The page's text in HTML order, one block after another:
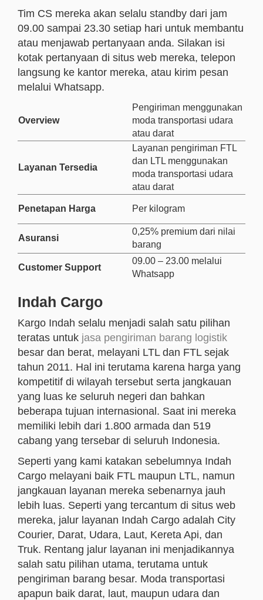
Tim CS mereka akan selalu standby dari jam
09.00 sampai 23.30 setiap hari untuk membantu
atau menjawab pertanyaan anda. Silakan isi
kotak pertanyaan di situs web mereka, telepon
langsung ke kantor mereka, atau kirim pesan
melalui Whatsapp.
Overview
Pengiriman menggunakan
moda transportasi udara
atau darat
Layanan Tersedia
Layanan pengiriman FTL
dan LTL menggunakan
moda transportasi udara
atau darat
Penetapan Harga Per kilogram
Asuransi
0,25% premium dari nilai
barang
Customer Support
09.00 – 23.00 melalui
Whatsapp
Indah Cargo
Kargo Indah selalu menjadi salah satu pilihan
teratas untuk jasa pengiriman barang logistik
besar dan berat, melayani LTL dan FTL sejak
tahun 2011. Hal ini terutama karena harga yang
kompetitif di wilayah tersebut serta jangkauan
yang luas ke seluruh negeri dan bahkan
beberapa tujuan internasional. Saat ini mereka
memiliki lebih dari 1.800 armada dan 519
cabang yang tersebar di seluruh Indonesia.
Seperti yang kami katakan sebelumnya Indah
Cargo melayani baik FTL maupun LTL, namun
jangkauan layanan mereka sebenarnya jauh
lebih luas. Seperti yang tercantum di situs web
mereka, jalur layanan Indah Cargo adalah City
Courier, Darat, Udara, Laut, Kereta Api, dan
Truk. Rentang jalur layanan ini menjadikannya
salah satu pilihan utama, terutama untuk
pengiriman barang besar. Moda transportasi
apapun baik darat, laut, maupun udara dan